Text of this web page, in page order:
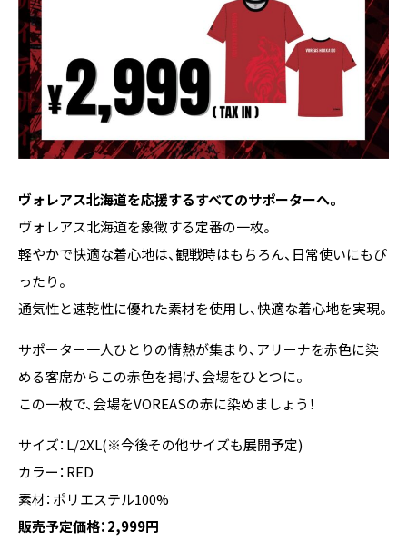
ヴォレアス北海道を応援するすべてのサポーターへ。
ヴォレアス北海道を象徴する定番の一枚。
軽やかで快適な着心地は、観戦時はもちろん、日常使いにもぴ
ったり。
通気性と速乾性に優れた素材を使用し、快適な着心地を実現。
サポーター一人ひとりの情熱が集まり、アリーナを赤色に染
める――客席からこの赤色を掲げ、会場をひとつに。
この一枚で、会場をVOREASの赤に染めましょう！
サイズ：L/2XL(※今後その他サイズも展開予定)
カラー：RED
素材：ポリエステル100%
販売予定価格：2,999円